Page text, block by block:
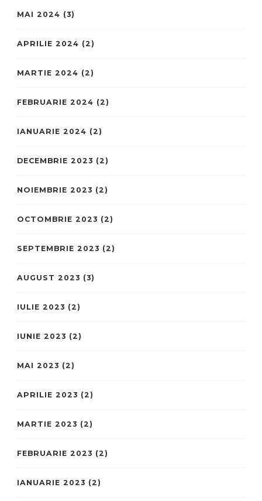
MAI 2024 (3)
APRILIE 2024 (2)
MARTIE 2024 (2)
FEBRUARIE 2024 (2)
IANUARIE 2024 (2)
DECEMBRIE 2023 (2)
NOIEMBRIE 2023 (2)
OCTOMBRIE 2023 (2)
SEPTEMBRIE 2023 (2)
AUGUST 2023 (3)
IULIE 2023 (2)
IUNIE 2023 (2)
MAI 2023 (2)
APRILIE 2023 (2)
MARTIE 2023 (2)
FEBRUARIE 2023 (2)
IANUARIE 2023 (2)